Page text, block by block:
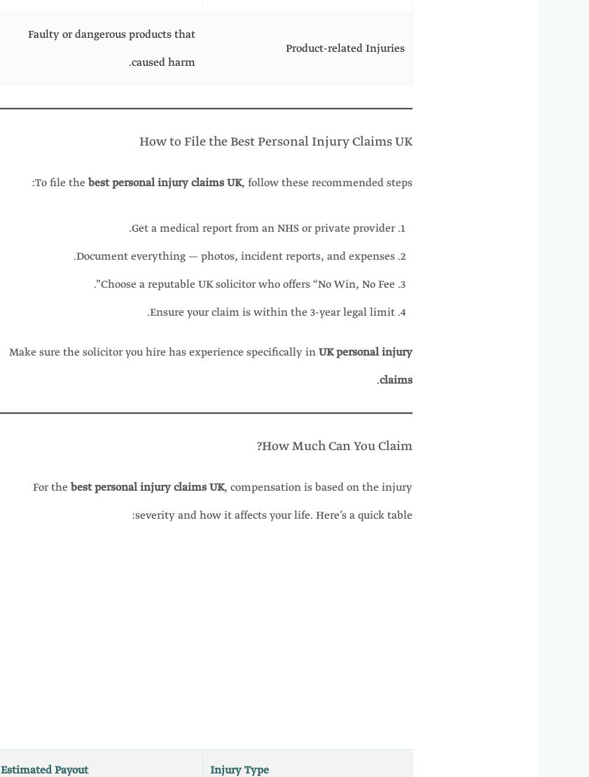
Product-related Injuries
Faulty or dangerous products that
caused harm.
How to File the Best Personal Injury Claims UK
To file thebest personal injury claims UK, follow these recommended steps:
Get a medical report from an NHS or private provider.
Document everything — photos, incident reports, and expenses.
Choose a reputable UK solicitor who offers “No Win, No Fee”.
Ensure your claim is within the 3-year legal limit.
Make sure the solicitor you hire has experience specifically inUK personal injury
claims
.
How Much Can You Claim?
For thebest personal injury claims UK, compensation is based on the injury
severity and how it affects your life. Here’s a quick table:
Injury Type
Estimated Payout